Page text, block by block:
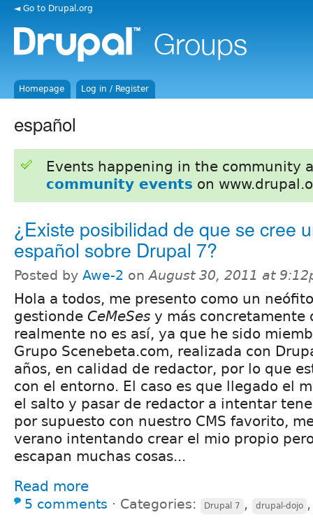
◄ Go to Drupal.org
Homepage Log in / Register
español
Events happening in the community
community events on
¿Existe posibilidad de que se cree
español sobre Drupal 7?
Posted by Awe-2 onAugust 30, 2011 at
Hola a todos, me presento como un
gestionde CeMeSes y más concretamente
realmente no es así, ya que he sido
Grupo Scenebeta.com, realizada con
años, en calidad de redactor, por lo que
con el entorno. El caso es que llegado el
el salto y pasar de redactor a intentar
por supuesto con nuestro CMS favorito,
verano intentando crear el mio propio
escapan muchas cosas...
Read more
5 comments ⋅ Categories: Drupal 7 , drupal-dojo